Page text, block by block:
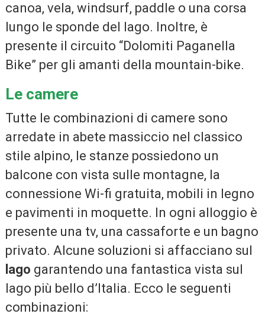
canoa, vela, windsurf, paddle o una corsa
lungo le sponde del lago. Inoltre, è
presente il circuito “Dolomiti Paganella
Bike” per gli amanti della mountain-bike.
Le camere
Tutte le combinazioni di camere sono
arredate in abete massiccio nel classico
stile alpino, le stanze possiedono un
balcone con vista sulle montagne, la
connessione Wi-fi gratuita, mobili in legno
e pavimenti in moquette. In ogni alloggio è
presente una tv, una cassaforte e un bagno
privato. Alcune soluzioni si affacciano sul
lago garantendo una fantastica vista sul
lago più bello d’Italia. Ecco le seguenti
combinazioni: